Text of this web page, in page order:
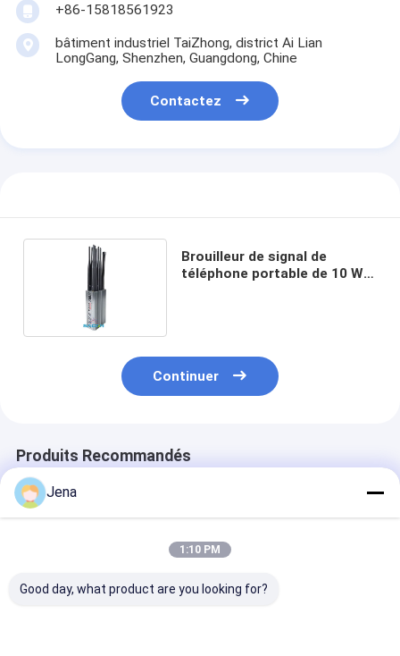
+86-15818561923
bâtiment industriel TaiZhong, district Ai Lian
LongGang, Shenzhen, Guangdong, Chine
Contactez
Brouilleur de signal de
téléphone portable de 10 W
Continuer
Produits Recommandés
Jena
1:10 PM
Good day, what product are you looking for?